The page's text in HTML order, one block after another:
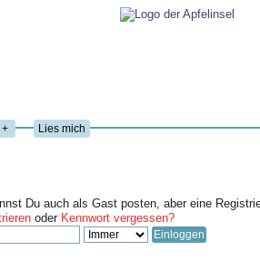
+ Lies mich
Du auch als Gast posten, aber eine
oder Kennwort vergessen?